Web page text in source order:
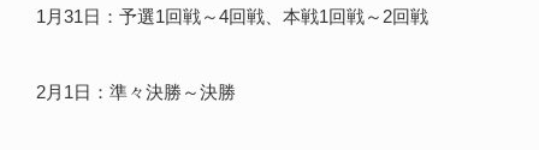
1月31日：予選1回戦～4回戦、本戦1回戦～2回戦
2月1日：準々決勝～決勝